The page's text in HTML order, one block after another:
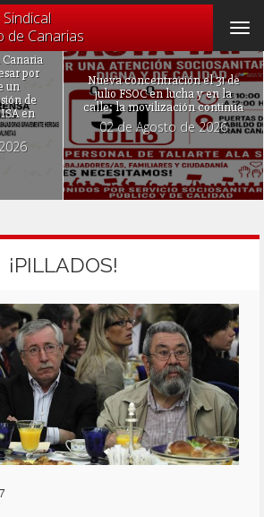
de Canarias
por
un
de
en
Nueva concentración el 31 de
julio FSOC en lucha y en la
calle: la movilización continúa
02 de Agosto de 2026
¡PILLADOS!